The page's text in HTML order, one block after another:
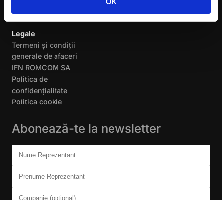
OK
Contact
Legale
Termeni și condiții
generale de afaceri
IFN ROMCOM SA
Politica de
confidențialitate
Politica cookie
Abonează-te la newsletter
Don't fill this out:
Nume Reprezentant
Prenume Reprezentant
Companie (opțional)